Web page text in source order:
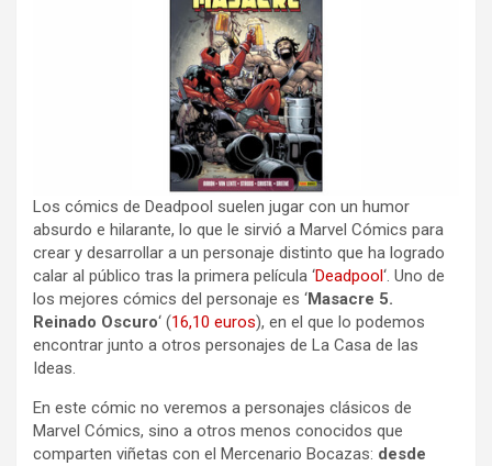
Los cómics de Deadpool suelen jugar con un humor
absurdo e hilarante, lo que le sirvió a Marvel Cómics para
crear y desarrollar a un personaje distinto que ha logrado
calar al público tras la primera película ‘Deadpool‘. Uno de
los mejores cómics del personaje es ‘Masacre 5.
Reinado Oscuro‘ (16,10 euros), en el que lo podemos
encontrar junto a otros personajes de La Casa de las
Ideas.
En este cómic no veremos a personajes clásicos de
Marvel Cómics, sino a otros menos conocidos que
comparten viñetas con el Mercenario Bocazas: desde